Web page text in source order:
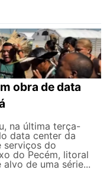
obra de data
na última terça-
data center da
serviços do
do Pecém, litoral
de uma série...